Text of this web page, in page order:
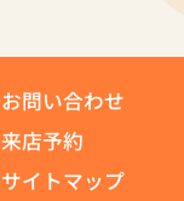
お問い合わせ
来店予約
サイトマップ